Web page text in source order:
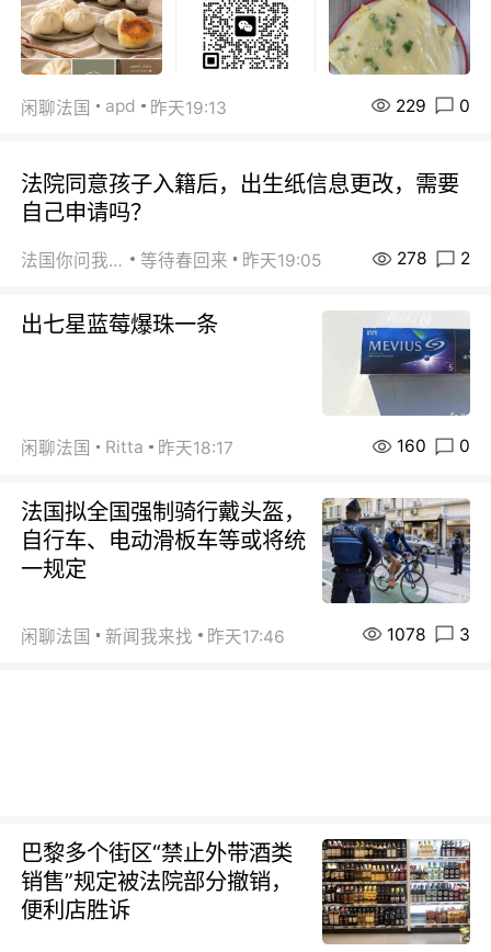
闲聊法国 apd 昨天19:13 229 0
法院同意孩子入籍后，出生纸信息更改，需要
自己申请吗？
法国你问我答 等待春回来 昨天19:05 278 2
出七星蓝莓爆珠一条
闲聊法国 Ritta 昨天18:17 160 0
法国拟全国强制骑行戴头盔，
自行车、电动滑板车等或将统
一规定
闲聊法国 新闻我来找 昨天17:46 1078 3
巴黎多个街区“禁止外带酒类
销售”规定被法院部分撤销，
便利店胜诉